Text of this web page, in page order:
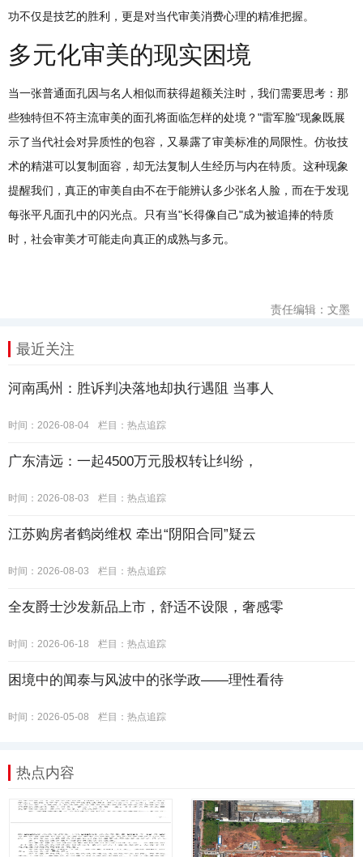
功不仅是技艺的胜利，更是对当代审美消费心理的精准把握。
多元化审美的现实困境
当一张普通面孔因与名人相似而获得超额关注时，我们需要思考：那
些独特但不符主流审美的面孔将面临怎样的处境？"雷军脸"现象既展
示了当代社会对异质性的包容，又暴露了审美标准的局限性。仿妆技
术的精湛可以复制面容，却无法复制人生经历与内在特质。这种现象
提醒我们，真正的审美自由不在于能辨认多少张名人脸，而在于发现
每张平凡面孔中的闪光点。只有当"长得像自己"成为被追捧的特质
时，社会审美才可能走向真正的成熟与多元。
责任编辑：文墨
最近关注
河南禹州：胜诉判决落地却执行遇阻 当事人
时间：2026-08-04 栏目： 热点追踪
广东清远：一起4500万元股权转让纠纷，
时间：2026-08-03 栏目： 热点追踪
江苏购房者鹤岗维权 牵出“阴阳合同”疑云
时间：2026-08-03 栏目： 热点追踪
全友爵士沙发新品上市，舒适不设限，奢感零
时间：2026-06-18 栏目： 热点追踪
困境中的闻泰与风波中的张学政——理性看待
时间：2026-05-08 栏目： 热点追踪
热点内容